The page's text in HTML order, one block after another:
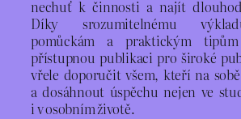
nechuť k činnosti a najít
Díky srozumitelnému
pomůckám a praktickým
přístupnou publikaci pro široké
vřele doporučit všem, kteří na
a dosáhnout úspěchu nejen ve
i v osobním životě.